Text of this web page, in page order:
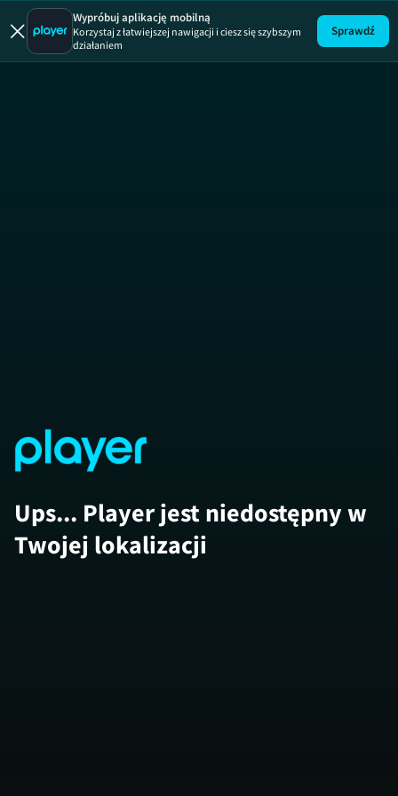
To
Wypróbuj aplikację mobilną
Korzystaj z łatwiejszej nawigacji i ciesz się szybszym
działaniem
Sprawdź
Ups... Player jest niedostępny w
Twojej lokalizacji